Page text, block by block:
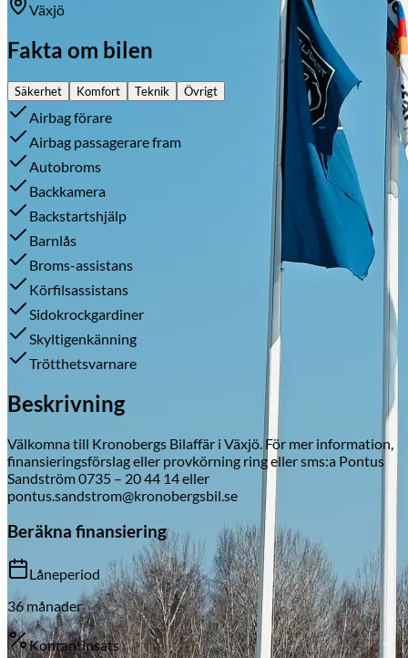
Skadeverkstad
Växjö
Fakta om bilen
Säkerhet Komfort Teknik Övrigt
Airbag förare
Airbag passagerare fram
Autobroms
Backkamera
Backstartshjälp
Barnlås
Broms-assistans
Körfilsassistans
Sidokrockgardiner
Skyltigenkänning
Trötthetsvarnare
Beskrivning
Välkomna till Kronobergs Bilaffär i Växjö. För mer information,
finansieringsförslag eller provkörning ring eller sms:a Pontus
Sandström 0735 – 20 44 14 eller
pontus.sandstrom@kronobergsbil.se
Beräkna finansiering
Låneperiod
36månader
Kontantinsats